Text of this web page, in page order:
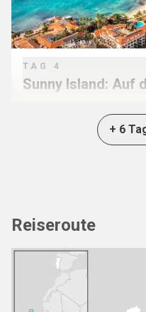
TAG 4
Sunny Island: Auf
+ 6
Reiseroute